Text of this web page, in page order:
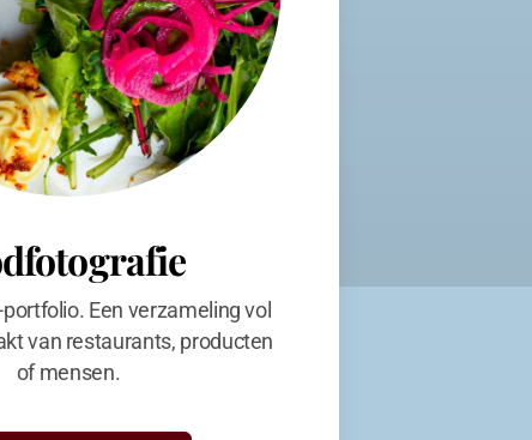
Een verzameling vol
van restaurants, producten
of mensen.